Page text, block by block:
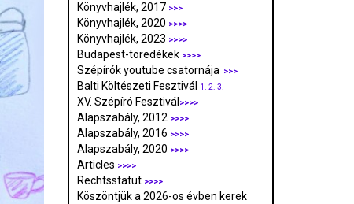
Könyvhajlék, 2017 >>>
Könyvhajlék, 2020 >>>>
Könyvhajlék, 2023 >>>>
Budapest-töredékek >>>>
Szépírók youtube csatornája >>>
Balti Költészeti Fesztivál 1. 2. 3.
XV. Szépíró Fesztivál >>>>
Alapszabály, 2012 >>>>
Alapszabály, 2016 >>>>
Alapszabály, 2020 >>>>
Articles >>>>
Rechtsstatut >>>>
Köszöntjük a 2026-os évben kerek